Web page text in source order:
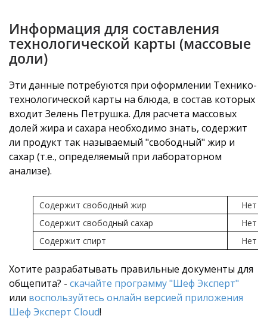
Информация для составления
технологической карты (массовые
доли)
Эти данные потребуются при оформлении Технико-
технологической карты на блюда, в состав которых
входит Зелень Петрушка. Для расчета массовых
долей жира и сахара необходимо знать, содержит
ли продукт так называемый "свободный" жир и
сахар (т.е., определяемый при лабораторном
анализе).
Содержит свободный жир
Нет
Содержит свободный сахар
Нет
Содержит спирт
Нет
Хотите разрабатывать правильные документы для
общепита? - скачайте программу "Шеф Эксперт"
или воспользуйтесь онлайн версией приложения
Шеф Эксперт Cloud!